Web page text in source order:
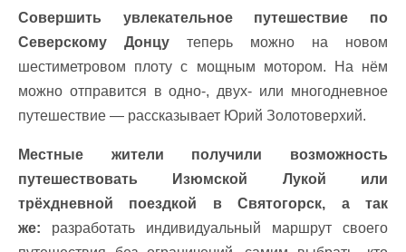
Совершить увлекательное путешествие по
Северскому Донцу теперь можно на новом
шестиметровом плоту с мощным мотором. На нём
можно отправится в одно-, двух- или многодневное
путешествие — рассказывает Юрий Золотоверхий.
Местные жители получили возможность
путешествовать Изюмской Лукой или
трёхдневной поездкой в Святогорск, а так
же:
разработать индивидуальный маршрут своего